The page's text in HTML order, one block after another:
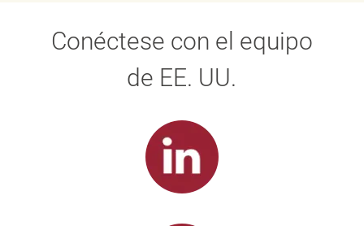
Conéctese con el equipo
de EE. UU.